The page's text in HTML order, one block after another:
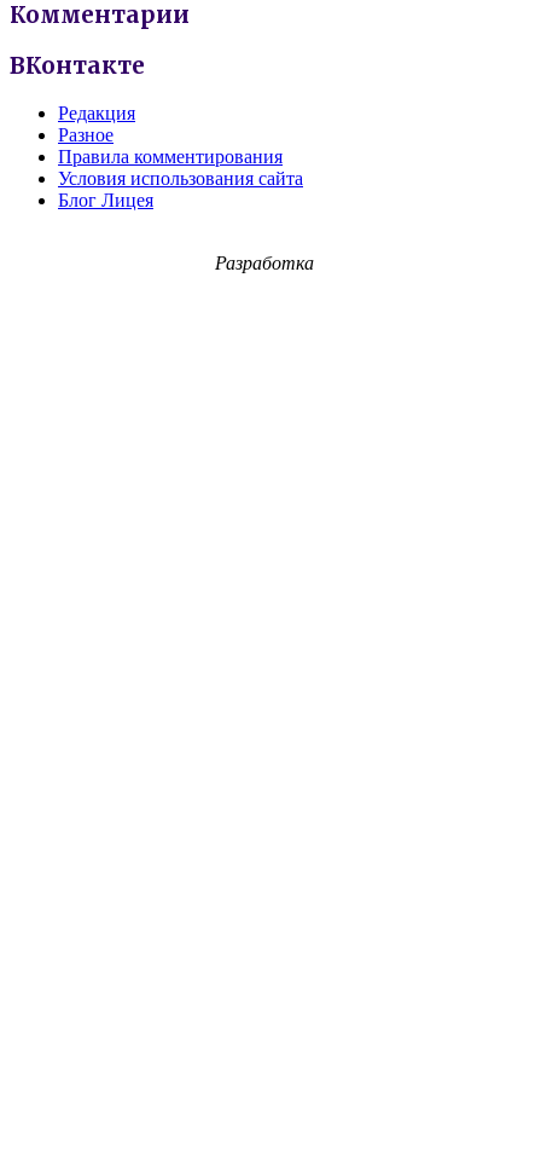
Комментарии
ВКонтакте
Редакция
Разное
Правила комментирования
Условия использования сайта
Блог Лицея
Разработка